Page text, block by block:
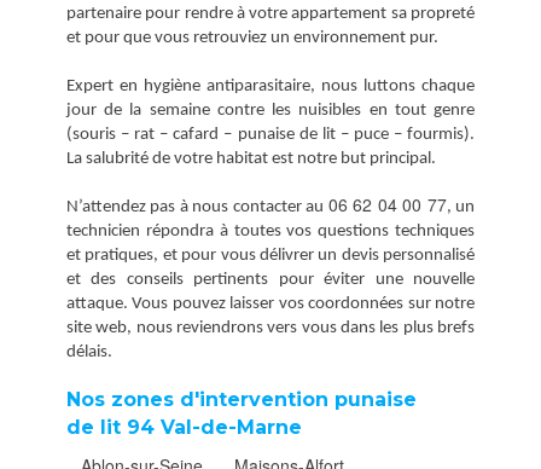
partenaire pour rendre à votre appartement sa propreté
et pour que vous retrouviez un environnement pur.
Expert en hygiène antiparasitaire, nous luttons chaque
jour de la semaine contre les nuisibles en tout genre
(souris – rat – cafard – punaise de lit – puce – fourmis).
La salubrité de votre habitat est notre but principal.
N’attendez pas à nous contacter au 06 62 04 00 77, un
technicien répondra à toutes vos questions techniques
et pratiques, et pour vous délivrer un devis personnalisé
et des conseils pertinents pour éviter une nouvelle
attaque. Vous pouvez laisser vos coordonnées sur notre
site web, nous reviendrons vers vous dans les plus brefs
délais.
Nos zones d'intervention punaise
de lit 94 Val-de-Marne